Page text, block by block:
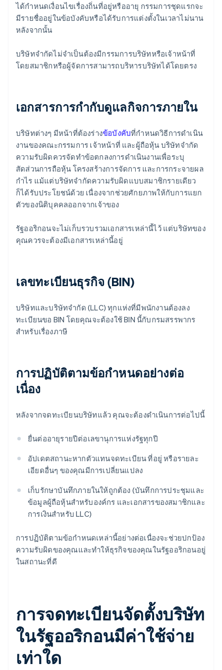
ได้กำหนดเงื่อนไขเรื่องถิ่นที่อยู่หรืออายุ กรรมการชุดแรกจะ
มีรายชื่ออยู่ในข้อบังคับหรือได้รับการแต่งตั้งในเวลาไม่นาน
หลังจากนั้น
บริษัทจำกัดไม่จำเป็นต้องมีกรรมการบริษัทหรือเจ้าหน้าที่
โดยสมาชิกหรือผู้จัดการสามารถบริหารบริษัทได้โดยตรง
เอกสารการกำกับดูแลกิจการภายใน
บริษัทต่างๆ มีหน้าที่ต้องร่างข้อบังคับที่กำหนดวิธีการดำเนิน
งานของคณะกรรมการ เจ้าหน้าที่ และผู้ถือหุ้น บริษัทจำกัด
ความรับผิดควรจัดทำข้อตกลงการดำเนินงานเพื่อระบุ
สัดส่วนการถือหุ้น โครงสร้างการจัดการ และการกระจายผล
กำไร แม้แต่บริษัทจำกัดความรับผิดแบบสมาชิกรายเดียว
ก็ได้รับประโยชน์ด้วย เนื่องจากช่วยศักยภาพให้กับการแยก
ตัวของนิติบุคคลออกจากเจ้าของ
รัฐออริกอนจะไม่เก็บรวบรวมเอกสารเหล่านี้ไว้ แต่บริษัทของ
คุณควรจะต้องมีเอกสารเหล่านี้อยู่
เลขทะเบียนธุรกิจ (ฺBIN)
บริษัทและบริษัทจำกัด (LLC) ทุกแห่งที่มีพนักงานต้องลง
ทะเบียนขอ BIN โดยคุณจะต้องใช้ BIN นี้กับกรมสรรพากร
สำหรับเรื่องภาษี
การปฏิบัติตามข้อกําหนดอย่างต่อ
เนื่อง
หลังจากจดทะเบียนบริษัทแล้ว คุณจะต้องดำเนินการต่อไปนี้
ยื่นต่ออายุรายปีต่อเลขานุการแห่งรัฐทุกปี
อัปเดตสถานะหากตัวแทนจดทะเบียน ที่อยู่ หรือรายละ
เอียดอื่นๆ ของคุณมีการเปลี่ยนแปลง
เก็บรักษาบันทึกภายในให้ถูกต้อง (บันทึกการประชุมและ
ข้อมูลผู้ถือหุ้นสำหรับองค์กร และเอกสารของสมาชิกและ
การเงินสำหรับ LLC)
การปฏิบัติตามข้อกำหนดเหล่านี้อย่างต่อเนื่องจะช่วยปกป้อง
ความรับผิดของคุณและทำให้ธุรกิจของคุณในรัฐออริกอนอยู่
ในสถานะที่ดี
การจดทะเบียนจัดตั้งบริษัท
ในรัฐออริกอนมีค่าใช้จ่าย
เท่าใด